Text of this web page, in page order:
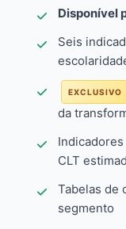
Disponível
Seis
EXCLUSIVO
da
CLT
Tabelas de
segmento